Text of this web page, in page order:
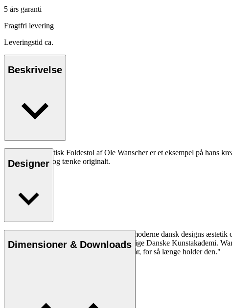
5 års garanti
Fragtfri levering
Leveringstid ca.
Beskrivelse
OW2000 Ægyptisk Foldestol af Ole Wanscher er et eksempel på hans
eksperimentere og tænke originalt.
Designer
Ole Wanscher er uløseligt forbundet med moderne dansk designs
overtog Klints professorat ved Det Kongelige Danske Kunstakademi.
eventyr, som vil fortsætte i flere hundrede år, for så længe holder den."
Dimensioner & Downloads